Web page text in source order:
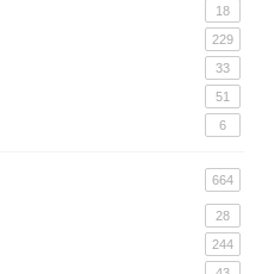
18
229
33
51
6
664
28
244